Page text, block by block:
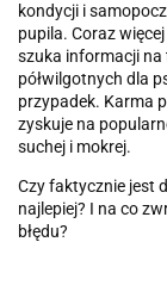
kondycji i
pupila. Coraz
szuka informacji
półwilgotnych dla
przypadek. Karma
zyskuje na
suchej i mokrej.
Czy faktycznie jest
najlepiej? I na co
błędu?